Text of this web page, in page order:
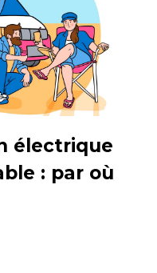
électrique
: par où